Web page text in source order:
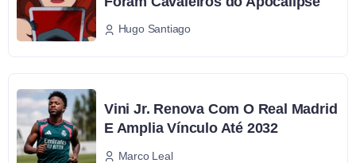
Hugo Santiago
Vini Jr. Renova Com O Real Madrid
E Amplia Vínculo Até 2032
Marco Leal